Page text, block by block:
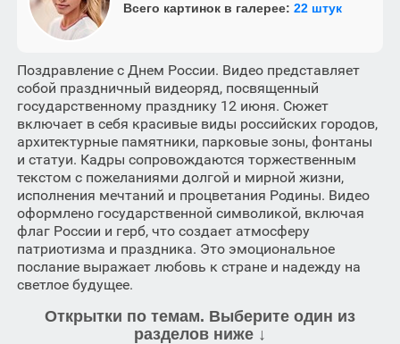
Всего картинок в галерее: 22 штук
Поздравление с Днем России. Видео представляет
собой праздничный видеоряд, посвященный
государственному празднику 12 июня. Сюжет
включает в себя красивые виды российских городов,
архитектурные памятники, парковые зоны, фонтаны
и статуи. Кадры сопровождаются торжественным
текстом с пожеланиями долгой и мирной жизни,
исполнения мечтаний и процветания Родины. Видео
оформлено государственной символикой, включая
флаг России и герб, что создает атмосферу
патриотизма и праздника. Это эмоциональное
послание выражает любовь к стране и надежду на
светлое будущее.
Открытки по темам. Выберите один из
разделов ниже ↓